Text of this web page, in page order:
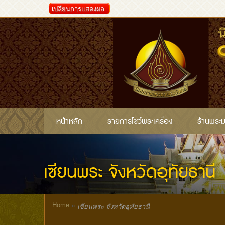
เปลี่ยนการแสดงผล
หน้าหลัก รายการโชว์พระเครื่อง ร้านพระ
เซียนพระ จังหวัดอุทัยธานี
Home » เซียนพระ จังหวัดอุทัยธานี